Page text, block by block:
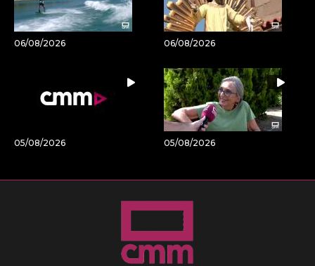
06/08/2026 06/08/2026
05/08/2026 05/08/2026